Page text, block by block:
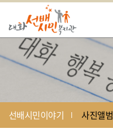
선배시민이야기 사진앨범